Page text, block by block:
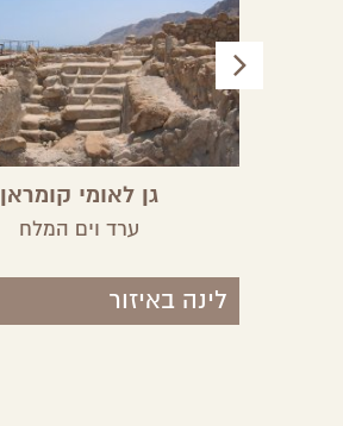
גן לאומי קומראן
ערד וים המלח
לינה באיזור